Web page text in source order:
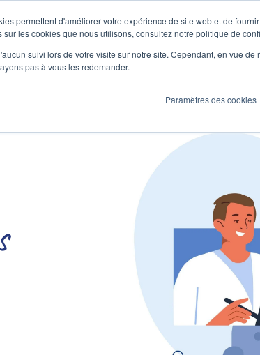
permettent d'améliorer votre expérience de site web et de
les cookies que nous utilisons, consultez notre politique de
suivi lors de votre visite sur notre site. Cependant, en vue de
pas à vous les redemander.
Paramètres des cookies